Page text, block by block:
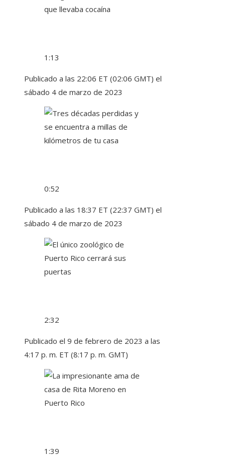
1:13
Publicado a las 22:06 ET (02:06 GMT) el
sábado 4 de marzo de 2023
0:52
Publicado a las 18:37 ET (22:37 GMT) el
sábado 4 de marzo de 2023
2:32
Publicado el 9 de febrero de 2023 a las
4:17 p. m. ET (8:17 p. m. GMT)
1:39